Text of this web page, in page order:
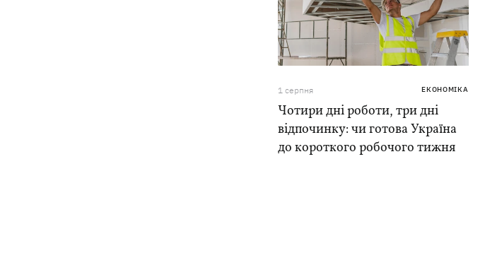
1 серпня ЕКОНОМІКА
Чотири дні роботи, три дні
відпочинку: чи готова Україна
до короткого робочого тижня